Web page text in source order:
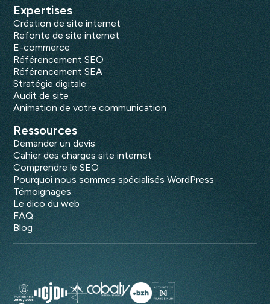
Expertises
Création de site internet
Refonte de site internet
E-commerce
Référencement SEO
Référencement SEA
Stratégie digitale
Audit de site
Animation de votre communication
Ressources
Demander un devis
Cahier des charges site internet
Comprendre le SEO
Pourquoi nous sommes spécialisés WordPress
Témoignages
Le dico du web
FAQ
Blog